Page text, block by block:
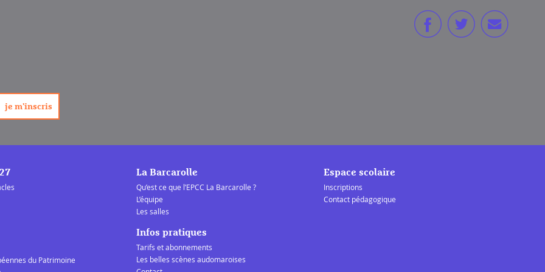
du Patrimoine
La Barcarolle
Qu’est ce que l’EPCC La Barcarolle ?
L’équipe
Les salles
Infos pratiques
Tarifs et abonnements
Les belles scènes audomaroises
Espace scolaire
Inscriptions
Contact pédagogique